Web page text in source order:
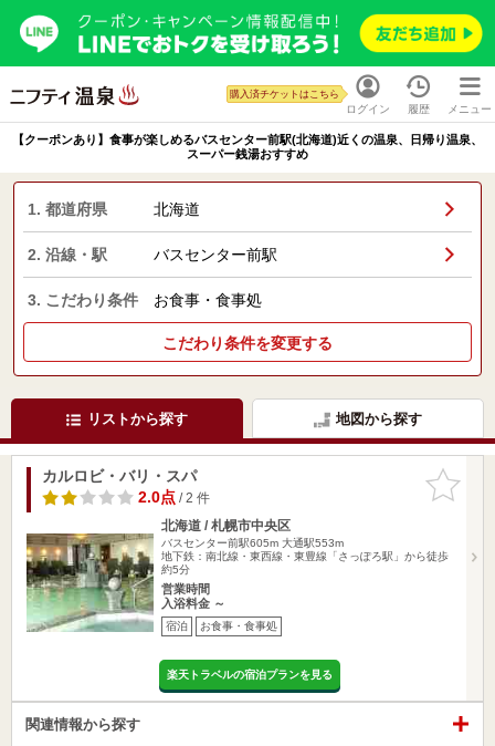
ログイン
購入済チケットはこちら
履歴 メニュー
【クーポンあり】食事が楽しめるバスセンター前駅(北海道)近くの温泉、日帰り温泉、
スーパー銭湯おすすめ
1. 都道府県 北海道
2. 沿線・駅 バスセンター前駅
3. こだわり条件 お食事・食事処
こだわり条件を変更する
リストから探す 地図から探す
お気に入
りに追加
カルロビ・バリ・スパ
2.0点/ 2 件
北海道 / 札幌市中央区
バスセンター前駅605m 大通駅553m
地下鉄：南北線・東西線・東豊線「さっぽろ駅」から徒歩
約5分
営業時間
入浴料金 ～
宿泊 お食事・食事処
楽天トラベルの宿泊プランを見る
関連情報から探す